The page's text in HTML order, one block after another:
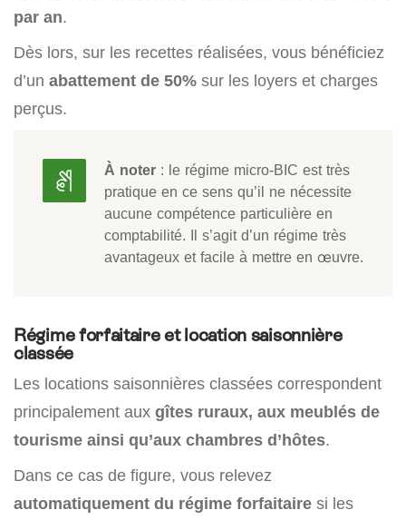
par an.
Dès lors, sur les recettes réalisées, vous bénéficiez
d’un abattement de 50% sur les loyers et charges
perçus.
À noter : le régime micro-BIC est très
pratique en ce sens qu’il ne nécessite
aucune compétence particulière en
comptabilité. Il s’agit d’un régime très
avantageux et facile à mettre en œuvre.
Régime forfaitaire et location saisonnière
classée
Les locations saisonnières classées correspondent
principalement aux gîtes ruraux, aux meublés de
tourisme ainsi qu’aux chambres d’hôtes.
Dans ce cas de figure, vous relevez
automatiquement du régime forfaitaire si les